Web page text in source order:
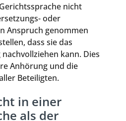
nicht
oder
Anspruch genommen
dass sie das
kann. Dies
Anhörung und die
Beteiligten.
in einer
als der